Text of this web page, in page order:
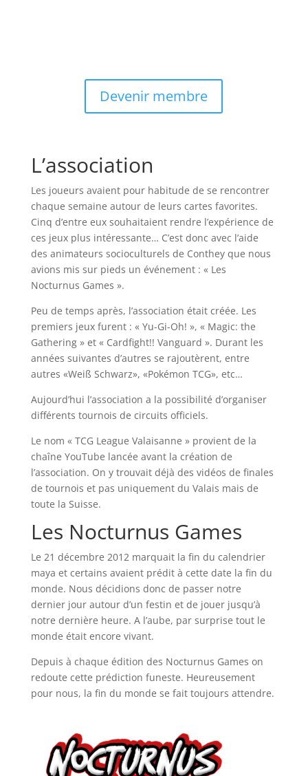
Devenir membre
L’association
Les joueurs avaient pour habitude de se rencontrer
chaque semaine autour de leurs cartes favorites.
Cinq d’entre eux souhaitaient rendre l’expérience de
ces jeux plus intéressante… C’est donc avec l’aide
des animateurs socioculturels de Conthey que nous
avions mis sur pieds un événement : « Les
Nocturnus Games ».
Peu de temps après, l’association était créée. Les
premiers jeux furent : « Yu-Gi-Oh! », « Magic: the
Gathering » et « Cardfight!! Vanguard ». Durant les
années suivantes d’autres se rajoutèrent, entre
autres «Weiß Schwarz», «Pokémon TCG», etc…
Aujourd’hui l’association a la possibilité d’organiser
différents tournois de circuits officiels.
Le nom « TCG League Valaisanne » provient de la
chaîne YouTube lancée avant la création de
l’association. On y trouvait déjà des vidéos de finales
de tournois et pas uniquement du Valais mais de
toute la Suisse.
Les Nocturnus Games
Le 21 décembre 2012 marquait la fin du calendrier
maya et certains avaient prédit à cette date la fin du
monde. Nous décidions donc de passer notre
dernier jour autour d’un festin et de jouer jusqu’à
notre dernière heure. A l’aube, par surprise tout le
monde était encore vivant.
Depuis à chaque édition des Nocturnus Games on
redoute cette prédiction funeste. Heureusement
pour nous, la fin du monde se fait toujours attendre.